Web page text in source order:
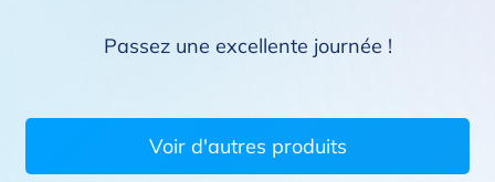
Passez une excellente journée !
Voir d'autres produits